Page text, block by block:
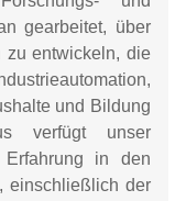
gearbeitet, über
zu entwickeln, die
und Bildung
verfügt unser
Erfahrung in den
einschließlich der